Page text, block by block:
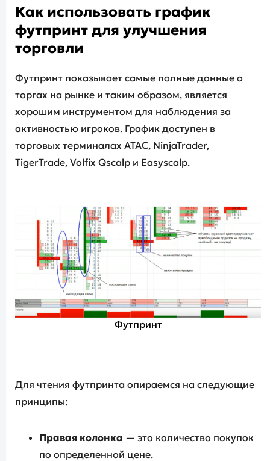
Как использовать график
футпринт для улучшения
торговли
Футпринт показывает самые полные данные о
торгах на рынке и таким образом, является
хорошим инструментом для наблюдения за
активностью игроков. График доступен в
торговых терминалах АТАС, NinjaTrader,
TigerTrade, Volfix Qscalp и Easyscalp.
Футпринт
Для чтения футпринта опираемся на следующие
принципы:
Правая колонка — это количество покупок
по определенной цене.